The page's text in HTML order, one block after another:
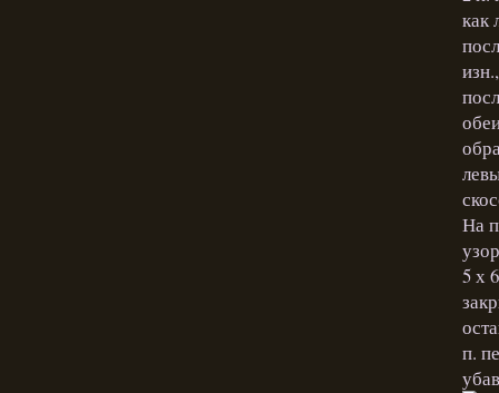
как
На
5 х
п.